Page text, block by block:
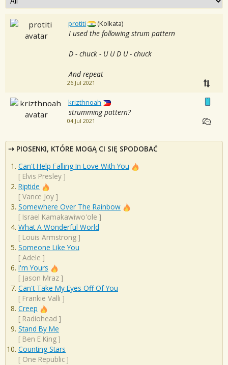
protiti (Kolkata)
I used the following strum pattern
D - chuck - U U D U - chuck
And repeat
26 Jul 2021
krizthnoah
strumming pattern?
04 Jul 2021
PIOSENKI, KTÓRE MOGĄ CI SIĘ SPODOBAĆ
Can't Help Falling In Love With You
[ Elvis Presley ]
Riptide
[ Vance Joy ]
Somewhere Over The Rainbow
[ Israel Kamakawiwo'ole ]
What A Wonderful World
[ Louis Armstrong ]
Someone Like You
[ Adele ]
I'm Yours
[ Jason Mraz ]
Can't Take My Eyes Off Of You
[ Frankie Valli ]
Creep
[ Radiohead ]
Stand By Me
[ Ben E King ]
Counting Stars
[ One Republic ]